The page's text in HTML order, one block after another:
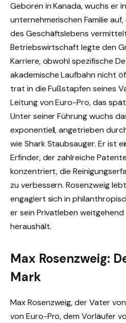
Geboren in Kanada, wuchs er
unternehmerischen Familie
des Geschäftslebens
Betriebswirtschaft legte den
Karriere, obwohl spezifische
akademische Laufbahn nicht
trat in die Fußstapfen seines
Leitung von Euro-Pro, das
Unter seiner Führung wuchs
exponentiell, angetrieben
wie Shark Staubsauger. Er ist
Erfinder, der zahlreiche
konzentriert, die
zu verbessern. Rosenzweig
engagiert sich in
er sein Privatleben
heraushält.
Max Rosenzweig:
Mark
Max Rosenzweig, der Vater
von Euro-Pro, dem Vorläufer